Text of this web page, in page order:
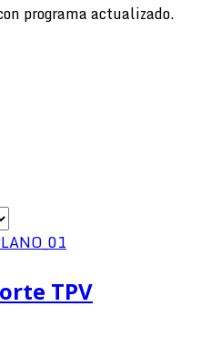
programa actualizado.
TPV